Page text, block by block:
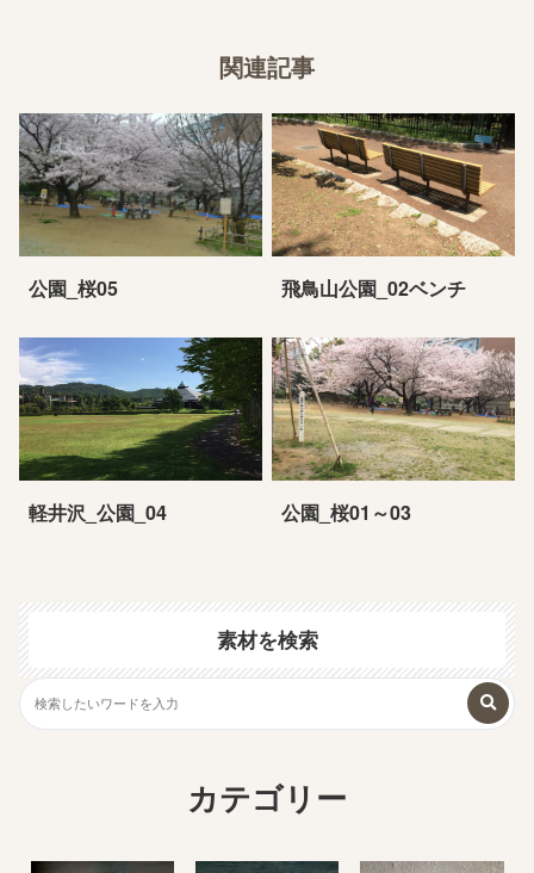
関連記事
公園_桜05 飛鳥山公園_02ベンチ
軽井沢_公園_04 公園_桜01～03
素材を検索
カテゴリー